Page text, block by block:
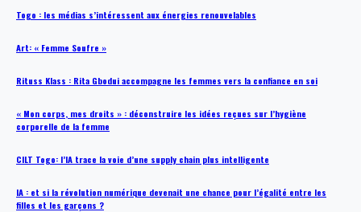
Togo : les médias s’intéressent aux énergies renouvelables
Art: « Femme Soufre »
Rituss Klass : Rita Gbodui accompagne les femmes vers la confiance en soi
« Mon corps, mes droits » : déconstruire les idées reçues sur l’hygiène
corporelle de la femme
CILT Togo: l’IA trace la voie d’une supply chain plus intelligente
IA : et si la révolution numérique devenait une chance pour l’égalité entre les
filles et les garçons ?